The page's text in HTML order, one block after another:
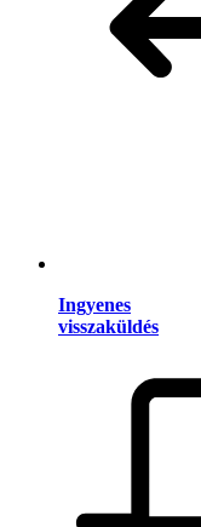
Ingyenes
visszaküldés